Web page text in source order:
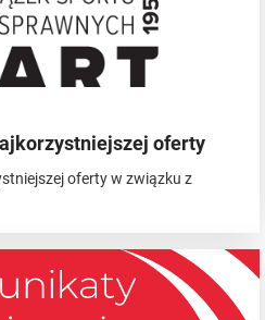
oferty
oferty w związku z